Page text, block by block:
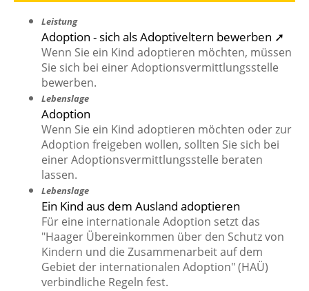
Leistung
Adoption - sich als Adoptiveltern bewerben ➚
Wenn Sie ein Kind adoptieren möchten, müssen
Sie sich bei einer Adoptionsvermittlungsstelle
bewerben.
Lebenslage
Adoption
Wenn Sie ein Kind adoptieren möchten oder zur
Adoption freigeben wollen, sollten Sie sich bei
einer Adoptionsvermittlungsstelle beraten
lassen.
Lebenslage
Ein Kind aus dem Ausland adoptieren
Für eine internationale Adoption setzt das
"Haager Übereinkommen über den Schutz von
Kindern und die Zusammenarbeit auf dem
Gebiet der internationalen Adoption" (HAÜ)
verbindliche Regeln fest.